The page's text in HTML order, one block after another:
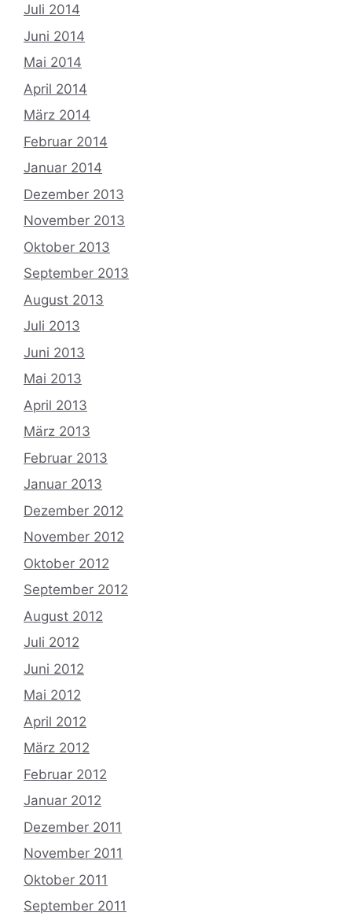
Juli 2014
Juni 2014
Mai 2014
April 2014
März 2014
Februar 2014
Januar 2014
Dezember 2013
November 2013
Oktober 2013
September 2013
August 2013
Juli 2013
Juni 2013
Mai 2013
April 2013
März 2013
Februar 2013
Januar 2013
Dezember 2012
November 2012
Oktober 2012
September 2012
August 2012
Juli 2012
Juni 2012
Mai 2012
April 2012
März 2012
Februar 2012
Januar 2012
Dezember 2011
November 2011
Oktober 2011
September 2011